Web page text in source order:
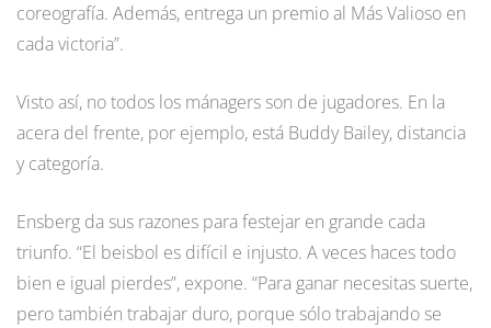
coreografía. Además, entrega un premio al Más Valioso en
cada victoria”.
Visto así, no todos los mánagers son de jugadores. En la
acera del frente, por ejemplo, está Buddy Bailey, distancia
y categoría.
Ensberg da sus razones para festejar en grande cada
triunfo. “El beisbol es difícil e injusto. A veces haces todo
bien e igual pierdes”, expone. “Para ganar necesitas suerte,
pero también trabajar duro, porque sólo trabajando se